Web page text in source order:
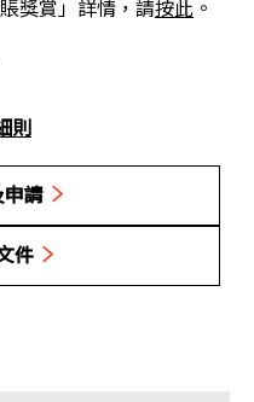
獎賞」詳情，請按此 。
則
申請
件